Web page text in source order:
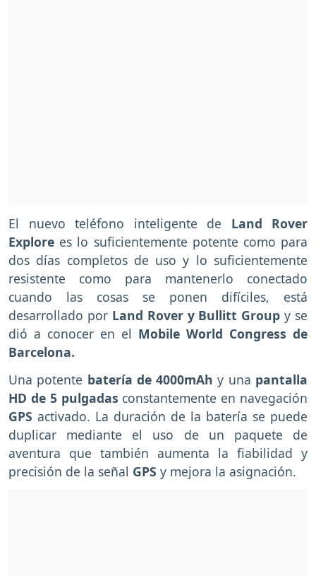
El nuevo teléfono inteligente de Land Rover
Explore es lo suficientemente potente como para
dos días completos de uso y lo suficientemente
resistente como para mantenerlo conectado
cuando las cosas se ponen difíciles, está
desarrollado por Land Rover y Bullitt Groupy se
dió a conocer en el Mobile World Congress de
Barcelona.
Una potente batería de 4000mAh y una pantalla
HD de 5 pulgadas constantemente en navegación
GPS activado. La duración de la batería se puede
duplicar mediante el uso de un paquete de
aventura que también aumenta la fiabilidad y
precisión de la señal GPS y mejora la asignación.